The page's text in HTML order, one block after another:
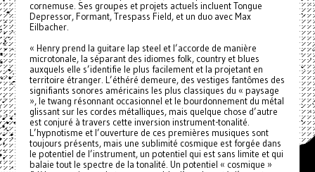
cornemuse. Ses groupes et projets actuels incluent Tongue
Depressor, Formant, Trespass Field, et un duo avec Max
Eilbacher.
« Henry prend la guitare lap steel et l’accorde de manière
microtonale, la séparant des idiomes folk, country et blues
auxquels elle s’identifie le plus facilement et la projetant en
territoire étranger. L’éthéré demeure, des vestiges fantômes des
signifiants sonores américains les plus classiques du « paysage
», le twang résonnant occasionnel et le bourdonnement du métal
glissant sur les cordes métalliques, mais quelque chose d’autre
est conjuré à travers cette inversion instrument-tonalité.
L’hypnotisme et l’ouverture de ces premières musiques sont
toujours présents, mais une sublimité cosmique est forgée dans
le potentiel de l’instrument, un potentiel qui est sans limite et qui
balaie tout le spectre de la tonalité. Un potentiel « cosmique »